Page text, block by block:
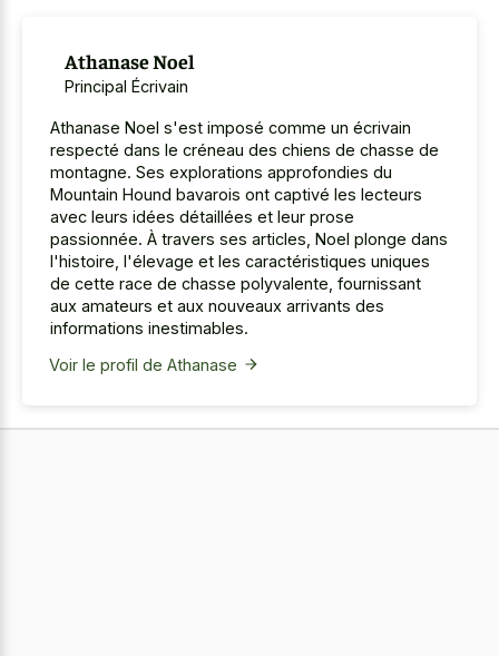
Athanase Noel
Principal Écrivain
Athanase Noel s'est imposé comme un écrivain
respecté dans le créneau des chiens de chasse de
montagne. Ses explorations approfondies du
Mountain Hound bavarois ont captivé les lecteurs
avec leurs idées détaillées et leur prose
passionnée. À travers ses articles, Noel plonge dans
l'histoire, l'élevage et les caractéristiques uniques
de cette race de chasse polyvalente, fournissant
aux amateurs et aux nouveaux arrivants des
informations inestimables.
Voir le profil de Athanase